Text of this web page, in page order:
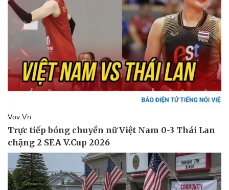
Pháp luật
Vụ án
Tin nóng
Tư vấn luật
Quân sự - Quốc phòng
Việt Nam
Phân tích